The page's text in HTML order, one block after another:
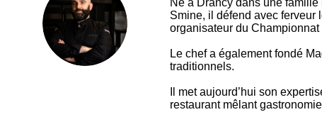
JS
Né à Drancy dans une
Smine, il défend avec ferveur
organisateur du
Le chef a également fondé
traditionnels.
Il met aujourd’hui son
restaurant mêlant